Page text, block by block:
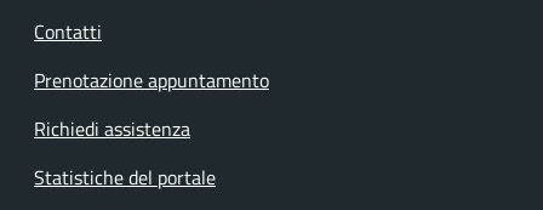
Contatti
Prenotazione appuntamento
Richiedi assistenza
Statistiche del portale